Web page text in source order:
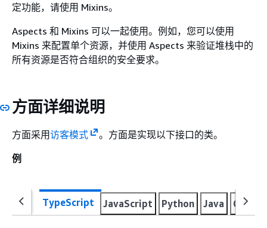
定功能，请使用 Mixins。
Aspects 和 Mixins 可以一起使用。例如，您可以使用
Mixins 来配置单个资源，并使用 Aspects 来验证堆栈中的
所有资源是否符合组织的安全要求。
方面详细说明
方面采用访客模式
。方面是实现以下接口的类。
例
TypeScript JavaScript Python Java C#